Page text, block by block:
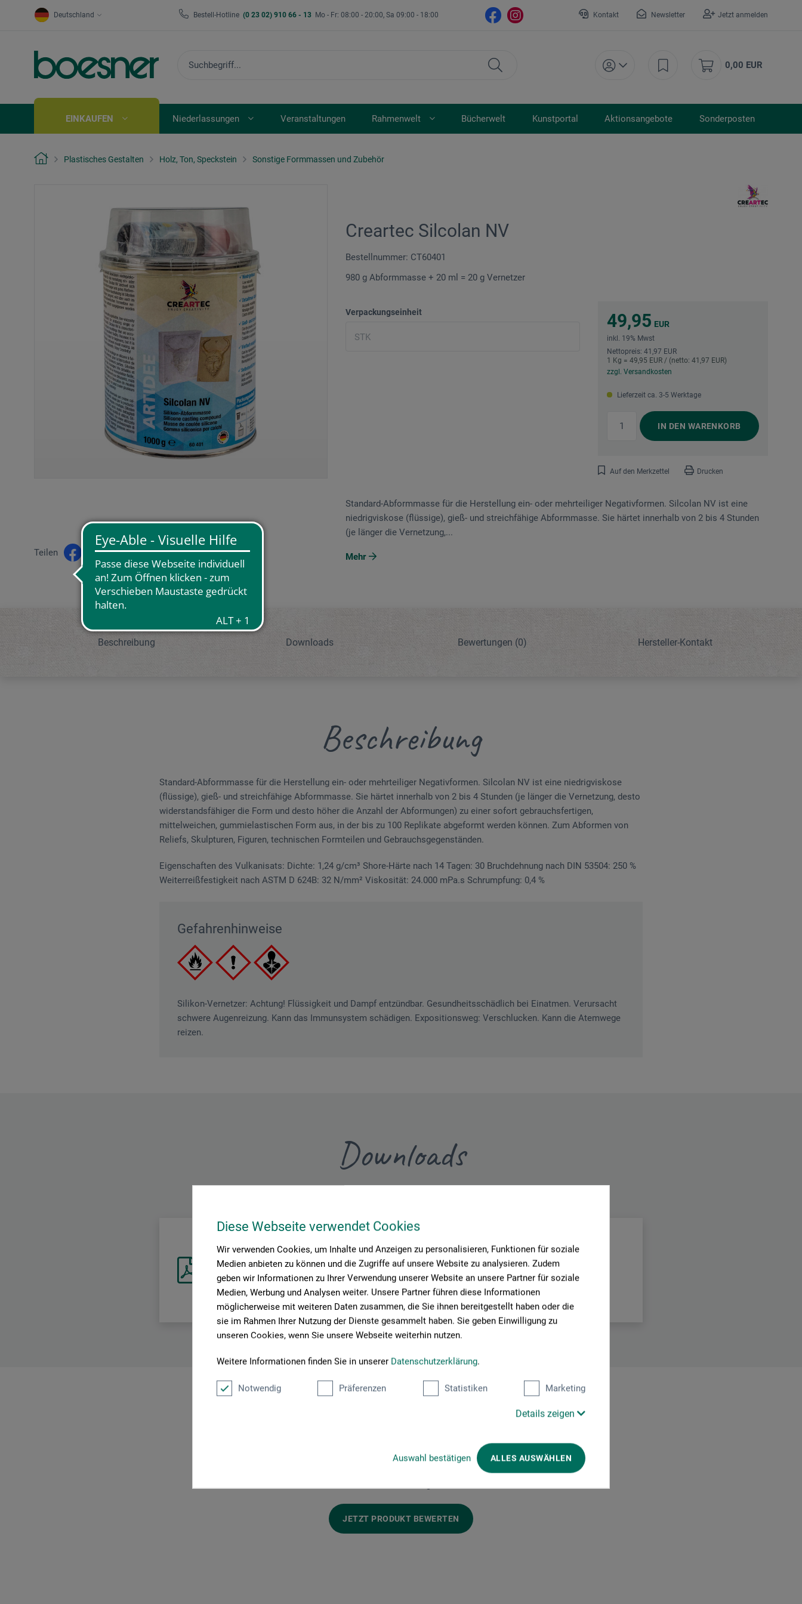
Diese Webseite verwendet Cookies
Wir verwenden Cookies, um Inhalte und Anzeigen zu personalisieren, Funktionen für soziale
Medien anbieten zu können und die Zugriffe auf unsere Website zu analysieren. Zudem
geben wir Informationen zu Ihrer Verwendung unserer Website an unsere Partner für soziale
Medien, Werbung und Analysen weiter. Unsere Partner führen diese Informationen
möglicherweise mit weiteren Daten zusammen, die Sie ihnen bereitgestellt haben oder die
sie im Rahmen Ihrer Nutzung der Dienste gesammelt haben. Sie geben Einwilligung zu
unseren Cookies, wenn Sie unsere Webseite weiterhin nutzen.
Weitere Informationen finden Sie in unserer Datenschutzerklärung.
Notwendig Präferenzen Statistiken Marketing
Details zeigen
Auswahl bestätigen ALLES AUSWÄHLEN
Deutschland Bestell-Hotline (0 23 02) 910 66 - 13 Mo - Fr: 08:00 - 20:00, Sa 09:00 - 18:00 Kontakt Newsletter Jetzt anmelden
0,00 EUR
EINKAUFEN Niederlassungen Veranstaltungen Rahmenwelt Bücherwelt Kunstportal Aktionsangebote Sonderposten
Plastisches Gestalten Holz, Ton, Speckstein Sonstige Formmassen und Zubehör
Creartec Silcolan NV
Bestellnummer: CT60401
980 g Abformmasse + 20 ml = 20 g Vernetzer
Verpackungseinheit 49,95 EUR
inkl. 19% Mwst
Nettopreis: 41,97 EUR
1 Kg = 49,95 EUR / (netto: 41,97 EUR)
zzgl. Versandkosten
Lieferzeit ca. 3-5 Werktage
IN DEN WARENKORB
Auf den Merkzettel Drucken
Teilen
Standard-Abformmasse für die Herstellung ein- oder mehrteiliger Negativformen. Silcolan NV ist eine
niedrigviskose (flüssige), gieß- und streichfähige Abformmasse. Sie härtet innerhalb von 2 bis 4 Stunden
(je länger die Vernetzung,...
Mehr
Beschreibung Downloads Bewertungen (0) Hersteller-Kontakt
Beschreibung
Standard-Abformmasse für die Herstellung ein- oder mehrteiliger Negativformen. Silcolan NV ist eine niedrigviskose
(flüssige), gieß- und streichfähige Abformmasse. Sie härtet innerhalb von 2 bis 4 Stunden (je länger die Vernetzung, desto
widerstandsfähiger die Form und desto höher die Anzahl der Abformungen) zu einer sofort gebrauchsfertigen,
mittelweichen, gummielastischen Form aus, in der bis zu 100 Replikate abgeformt werden können. Zum Abformen von
Reliefs, Skulpturen, Figuren, technischen Formteilen und Gebrauchsgegenständen.
Eigenschaften des Vulkanisats: Dichte: 1,24 g/cm³ Shore-Härte nach 14 Tagen: 30 Bruchdehnung nach DIN 53504: 250 %
Weiterreißfestigkeit nach ASTM D 624B: 32 N/mm² Viskosität: 24.000 mPa.s Schrumpfung: 0,4 %
Gefahrenhinweise
Silikon-Vernetzer: Achtung! Flüssigkeit und Dampf entzündbar. Gesundheitsschädlich bei Einatmen. Verursacht
schwere Augenreizung. Kann das Immunsystem schädigen. Expositionsweg: Verschlucken. Kann die Atemwege
reizen.
Downloads
Sicherheitsdatenblatt
DE_Creartec_Silcolan-NV_CT60401_inkl-Vernetzer_12-2024.pdf
Produktbewertungen (0)
JETZT PRODUKT BEWERTEN